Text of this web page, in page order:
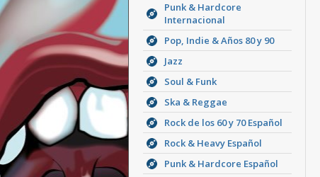
Punk & Hardcore
Internacional
Pop, Indie & Años 80 y 90
Jazz
Soul & Funk
Ska & Reggae
Rock de los 60 y 70 Español
Rock & Heavy Español
Punk & Hardcore Español